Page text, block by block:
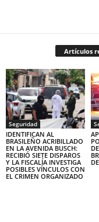
Artículos
Seguridad
IDENTIFICAN AL
BRASILEÑO ACRIBILLADO
EN LA AVENIDA BUSCH:
RECIBIÓ SIETE DISPAROS
Y LA FISCALÍA INVESTIGA
POSIBLES VÍNCULOS CON
EL CRIMEN ORGANIZADO